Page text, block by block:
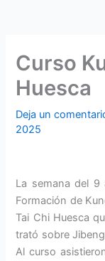
Curso
Huesca
Deja un
2025
La semana del
Formación de
Tai Chi Huesca
trató sobre
Al curso